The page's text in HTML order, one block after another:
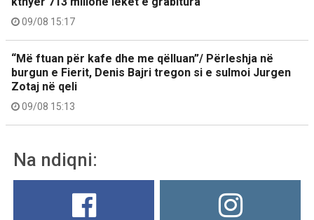
09/08 15:17
“Më ftuan për kafe dhe me qëlluan”/ Përleshja në
burgun e Fierit, Denis Bajri tregon si e sulmoi Jurgen
Zotaj në qeli
09/08 15:13
Na ndiqni: